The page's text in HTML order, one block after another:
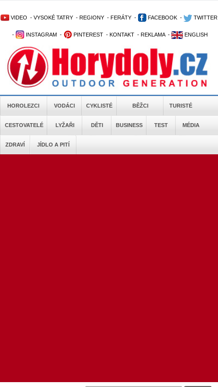
VIDEO - VYSOKÉ TATRY - REGIONY - FERÁTY - FACEBOOK - TWITTER
- INSTAGRAM - PINTEREST - KONTAKT - REKLAMA - ENGLISH
HOROLEZCI VODÁCI CYKLISTÉ BĚŽCI TURISTÉ
CESTOVATELÉ LYŽAŘI DĚTI BUSINESS TEST MÉDIA
ZDRAVÍ JÍDLO A PITÍ